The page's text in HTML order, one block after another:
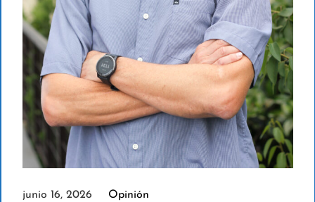
junio 16, 2026 Opinión